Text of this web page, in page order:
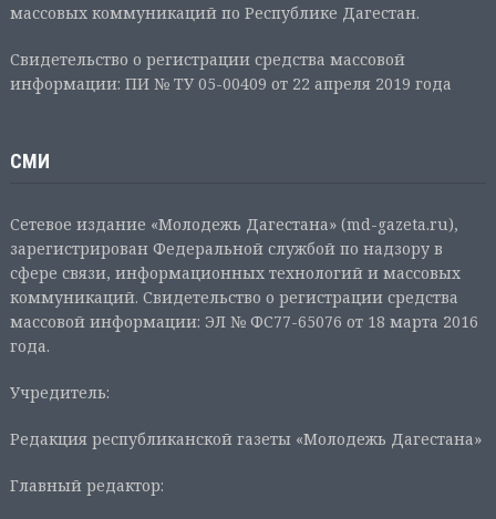
массовых коммуникаций по Республике Дагестан.
Свидетельство о регистрации средства массовой
информации: ПИ № ТУ 05-00409 от 22 апреля 2019 года
СМИ
Сетевое издание «Молодежь Дагестана» (md-gazeta.ru),
зарегистрирован Федеральной службой по надзору в
сфере связи, информационных технологий и массовых
коммуникаций. Свидетельство о регистрации средства
массовой информации: ЭЛ № ФС77-65076 от 18 марта 2016
года.
Учредитель:
Редакция республиканской газеты «Молодежь Дагестана»
Главный редактор: